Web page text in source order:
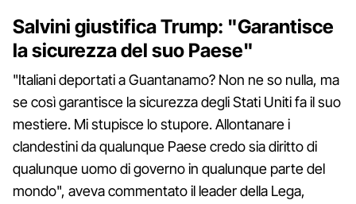
Salvini giustifica Trump: "Garantisce
la sicurezza del suo Paese"
"Italiani deportati a Guantanamo? Non ne so nulla, ma
se così garantisce la sicurezza degli Stati Uniti fa il suo
mestiere. Mi stupisce lo stupore. Allontanare i
clandestini da qualunque Paese credo sia diritto di
qualunque uomo di governo in qualunque parte del
mondo", aveva commentato il leader della Lega,